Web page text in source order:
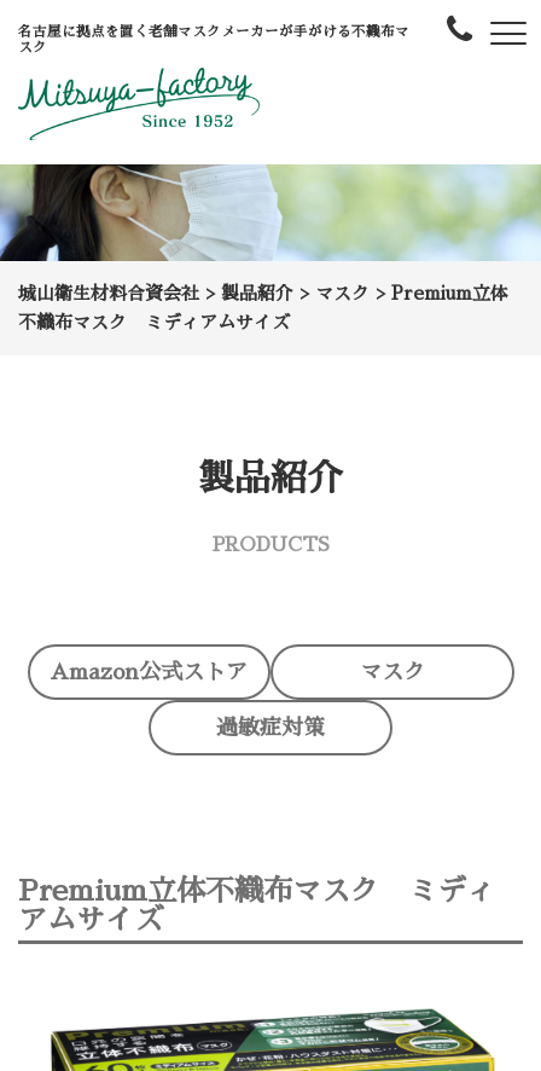
名古屋に拠点を置く老舗マスクメーカーが手がける不織布マ
スク
城山衛生材料合資会社 > 製品紹介 > マスク > Premium立体
不織布マスク ミディアムサイズ
製品紹介
PRODUCTS
Amazon公式ストア マスク
過敏症対策
Premium立体不織布マスク ミディ
アムサイズ